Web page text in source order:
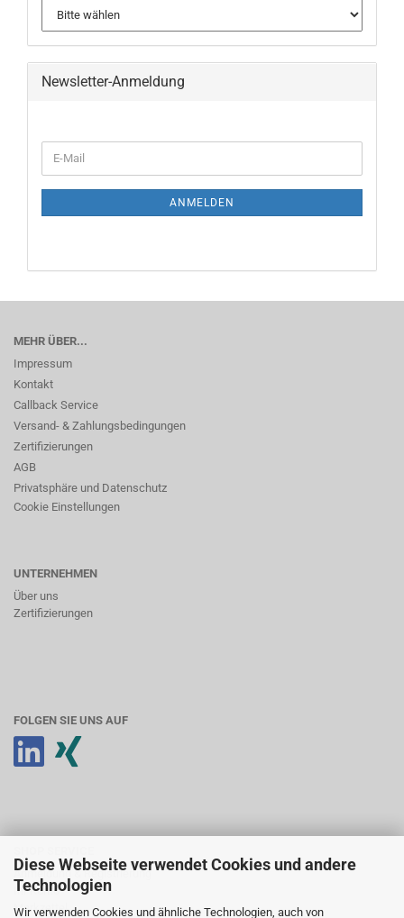
Diese Webseite verwendet Cookies und andere
Technologien
Wir verwenden Cookies und ähnliche Technologien, auch von
Newsletter-Anmeldung
ZUR
E-
Mail
ANMELDEN
MEHR ÜBER...
Impressum
Kontakt
Callback Service
Versand- & Zahlungsbedingungen
Zertifizierungen
AGB
Privatsphäre und Datenschutz
Cookie Einstellungen
UNTERNEHMEN
Über uns
Zertifizierungen
FOLGEN SIE UNS AUF
Anmeldung & Registrierung
Ihr Konto
Merkzettel